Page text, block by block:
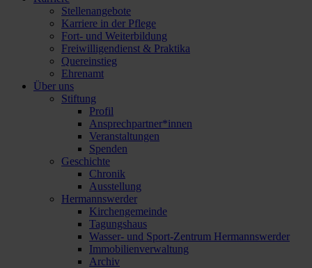
Stellenangebote
Karriere in der Pflege
Fort- und Weiterbildung
Freiwilligendienst & Praktika
Quereinstieg
Ehrenamt
Über uns
Stiftung
Profil
Ansprechpartner*innen
Veranstaltungen
Spenden
Geschichte
Chronik
Ausstellung
Hermannswerder
Kirchengemeinde
Tagungshaus
Wasser- und Sport-Zentrum Hermannswerder
Immobilienverwaltung
Archiv